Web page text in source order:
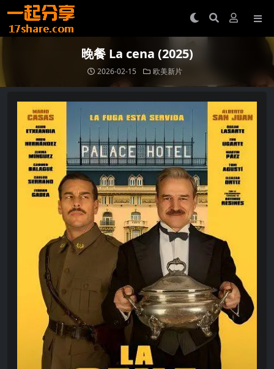
晚餐 La cena (2025)
2026-02-15 欧美新片